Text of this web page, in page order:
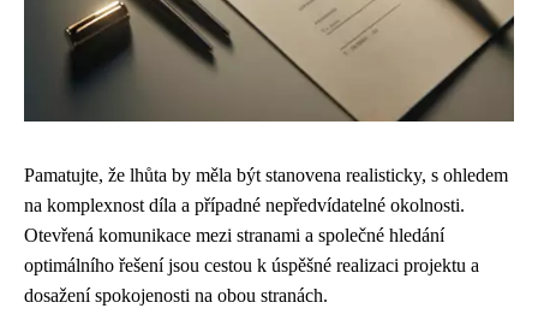
Pamatujte, že lhůta by měla být stanovena realisticky, s ohledem
na komplexnost díla a případné nepředvídatelné okolnosti.
Otevřená komunikace mezi stranami a společné hledání
optimálního řešení jsou cestou k úspěšné realizaci projektu a
dosažení spokojenosti na obou stranách.